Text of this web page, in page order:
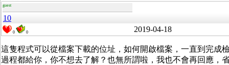
guest
10
0 0 2019-04-18
這隻程式可以從檔案下載的位址，如何開啟檔案，一直到完成
過程都給你，你不想去了解？也無所謂啦，我也不會再回應，